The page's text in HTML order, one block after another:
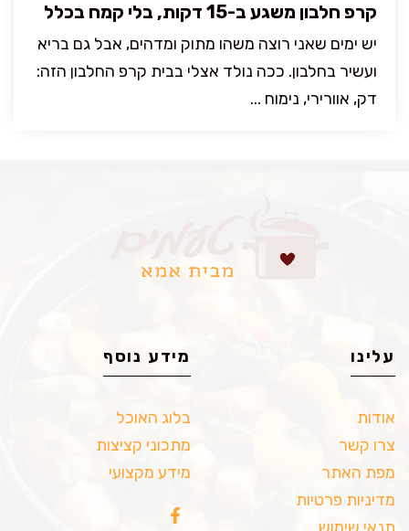
קרפ חלבון משגע ב-15 דקות, בלי קמח בכלל
יש ימים שאני רוצה משהו מתוק ומדהים, אבל גם בריא
ועשיר בחלבון. ככה נולד אצלי בבית קרפ החלבון הזה:
דק, אוורירי, נימוח ...
עלינו
אודות
צרו קשר
מפת האתר
מדיניות פרטיות
מידע נוסף
בלוג האוכל
מתכוני קציצות
מידע מקצועי